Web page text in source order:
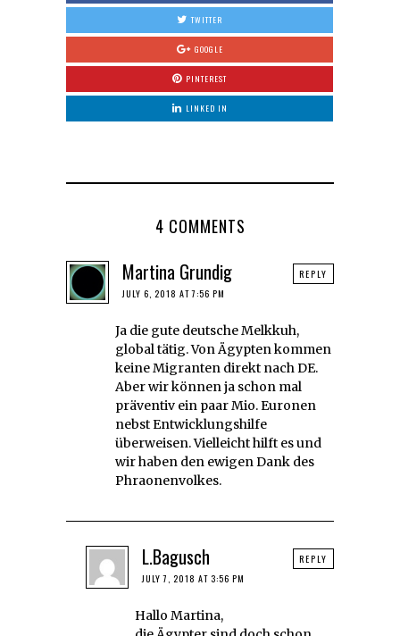
TWITTER
GOOGLE
PINTEREST
LINKED IN
4 COMMENTS
Martina Grundig
JULY 6, 2018 AT 7:56 PM
Ja die gute deutsche Melkkuh,
global tätig. Von Ägypten kommen
keine Migranten direkt nach DE.
Aber wir können ja schon mal
präventiv ein paar Mio. Euronen
nebst Entwicklungshilfe
überweisen. Vielleicht hilft es und
wir haben den ewigen Dank des
Phraonenvolkes.
REPLY
L.Bagusch
JULY 7, 2018 AT 3:56 PM
Hallo Martina,
REPLY